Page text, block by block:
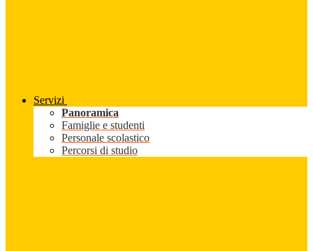
Servizi
Panoramica
Famiglie e studenti
Personale scolastico
Percorsi di studio